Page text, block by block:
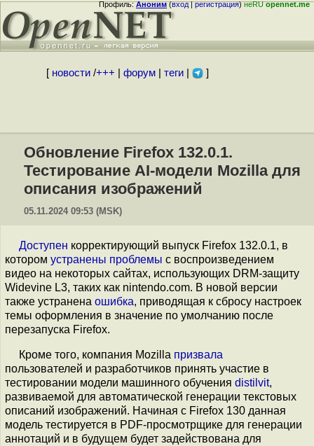
Профиль:Аноним(вход|регистрация)неRUopennet.me
[ новости/+++ форум| теги| ]
Обновление Firefox 132.0.1.
Тестирование AI-модели Mozilla для
описания изображений
05.11.2024 09:53 (MSK)
Доступен корректирующий выпуск Firefox 132.0.1, в
котором устранены проблемы с воспроизведением
видео на некоторых сайтах, использующих DRM-защиту
Widevine L3, таких как nintendo.com. В новой версии
также устранена ошибка, приводящая к сбросу настроек
темы оформления в значение по умолчанию после
перезапуска Firefox.
Кроме того, компания Mozilla призвала
пользователей и разработчиков принять участие в
тестировании модели машинного обучения distilvit,
развиваемой для автоматической генерации текстовых
описаний изображений. Начиная с Firefox 130 данная
модель тестируется в PDF-просмотрщике для генерации
аннотаций и в будущем будет задействована для